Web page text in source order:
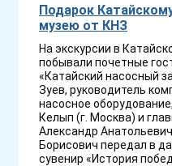
Подарок
музею от КНЗ
На экскурсии в
побывали почетные
«Катайский насосный
Зуев, руководитель
насосное
Келып (г. Москва) и
Александр
Борисович передал в
сувенир «История